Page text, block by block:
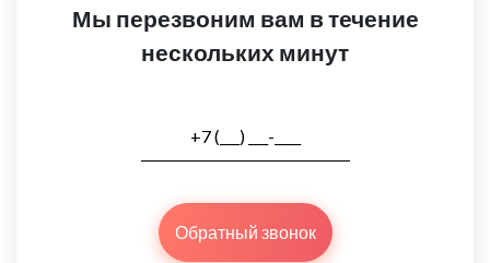
Мы перезвоним вам в течение
нескольких минут
Обратный звонок